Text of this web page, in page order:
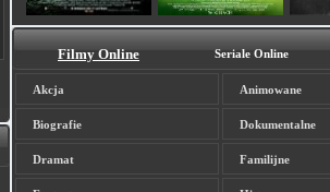
Filmy Online Seriale Online
Akcja Animowane
Biografie Dokumentalne
Dramat Familijne